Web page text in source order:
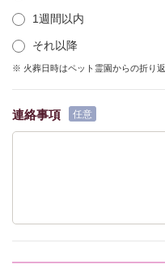
1週間以内
それ以降
※ 火葬日時はペット霊園からの折り
連絡事項